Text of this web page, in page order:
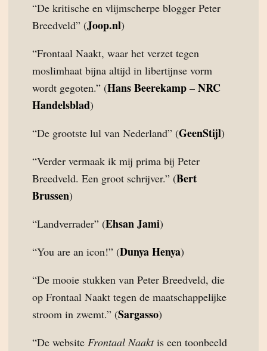
“De kritische en vlijmscherpe blogger Peter
Breedveld” (Joop.nl)
“Frontaal Naakt, waar het verzet tegen
moslimhaat bijna altijd in libertijnse vorm
wordt gegoten.” (Hans Beerekamp – NRC
Handelsblad)
“De grootste lul van Nederland” (GeenStijl)
“Verder vermaak ik mij prima bij Peter
Breedveld. Een groot schrijver.” (Bert
Brussen)
“Landverrader” (Ehsan Jami)
“You are an icon!” (Dunya Henya)
“De mooie stukken van Peter Breedveld, die
op Frontaal Naakt tegen de maatschappelijke
stroom in zwemt.” (Sargasso)
“De website Frontaal Naaktis een toonbeeld